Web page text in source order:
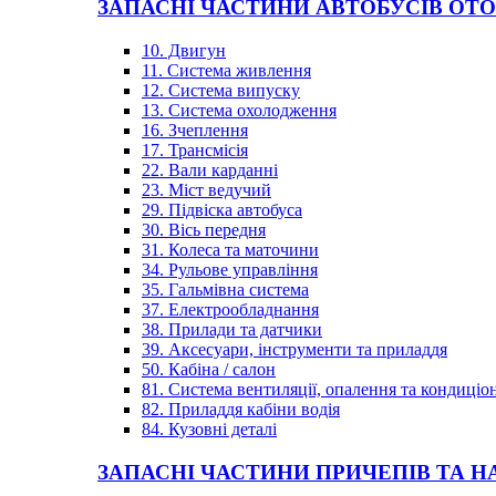
ЗАПАСНІ ЧАСТИНИ АВТОБУСІВ
10. Двигун
11. Система живлення
12. Система випуску
13. Система охолодження
16. Зчеплення
17. Трансмісія
22. Вали карданні
23. Міст ведучий
29. Підвіска автобуса
30. Вісь передня
31. Колеса та маточини
34. Рульове управління
35. Гальмівна система
37. Електрообладнання
38. Прилади та датчики
39. Аксесуари, інструменти та приладдя
50. Кабіна / салон
81. Система вентиляції, опалення та
82. Приладдя кабіни водія
84. Кузовні деталі
ЗАПАСНІ ЧАСТИНИ ПРИЧЕПІВ ТА